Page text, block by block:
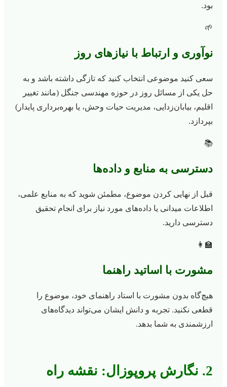
بود.
🌱
نوآوری و ارتباط با نیازهای روز
سعی کنید موضوعی انتخاب کنید که تازگی داشته باشد و به
حل یکی از مسائل روز در حوزه مهندسی جنگل (مانند تغییر
اقلیم، بیابان‌زدایی، مدیریت حیات وحش، یا بهره‌برداری پایدار)
بپردازد.
📚
دسترسی به منابع و داده‌ها
قبل از نهایی کردن موضوع، مطمئن شوید که به منابع علمی،
اطلاعات میدانی یا داده‌های مورد نیاز برای انجام تحقیق
دسترسی دارید.
👩‍🏫
مشورت با اساتید راهنما
هیچ‌گاه بدون مشورت با استاد راهنمای خود، موضوع را
قطعی نکنید. تجربه و دانش ایشان می‌تواند دیدگاه‌های
ارزشمندی به شما بدهد.
2. نگارش پروپوزال: نقشه راه